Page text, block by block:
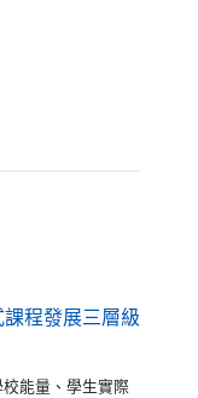
另開新視窗）
程發展三層級
能量、學生實際